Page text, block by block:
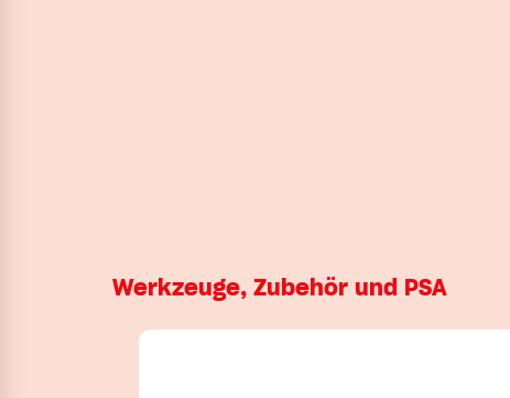
Werkzeuge, Zubehör und PSA